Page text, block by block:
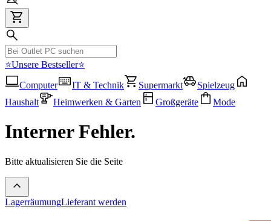
⭐Unsere Bestseller⭐
Computer
IT & Technik Supermarkt
Spielzeug
Haushalt
Heimwerken & Garten Großgeräte Mode
Interner Fehler.
Bitte aktualisieren Sie die Seite
LagerräumungLieferant werden